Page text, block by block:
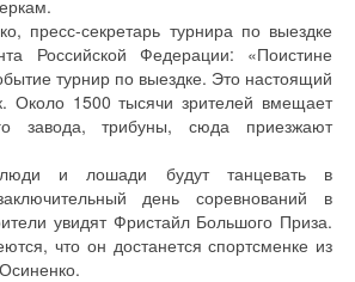
пресс-секретарь турнира по выездке
Российской Федерации: «Поистине
турнир по выездке. Это настоящий
Около 1500 тысячи зрителей вмещает
завода, трибуны, сюда приезжают
и лошади будут танцевать в
день соревнований в
увидят Фристайл Большого Приза.
что он достанется спортсменке из